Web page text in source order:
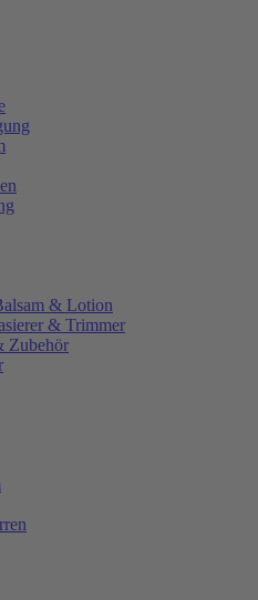
& Lotion
& Trimmer
Zubehör